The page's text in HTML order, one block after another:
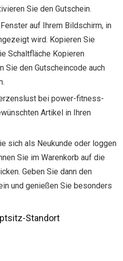
Sie den Gutschein.
auf Ihrem Bildschirm, in
wird. Kopieren Sie
Schaltfläche Kopieren
Sie den Gutscheincode auch
bei power-fitness-
Artikel in Ihren
sich als Neukunde oder loggen
Sie im Warenkorb auf die
Geben Sie dann den
und genießen Sie besonders
Standort